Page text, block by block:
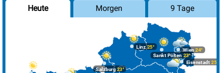
Heute Morgen 9 Tage
Linz25°
Salzburg23°
Wien 24°
Eisenstadt 25°
Sankt Pölten 23°